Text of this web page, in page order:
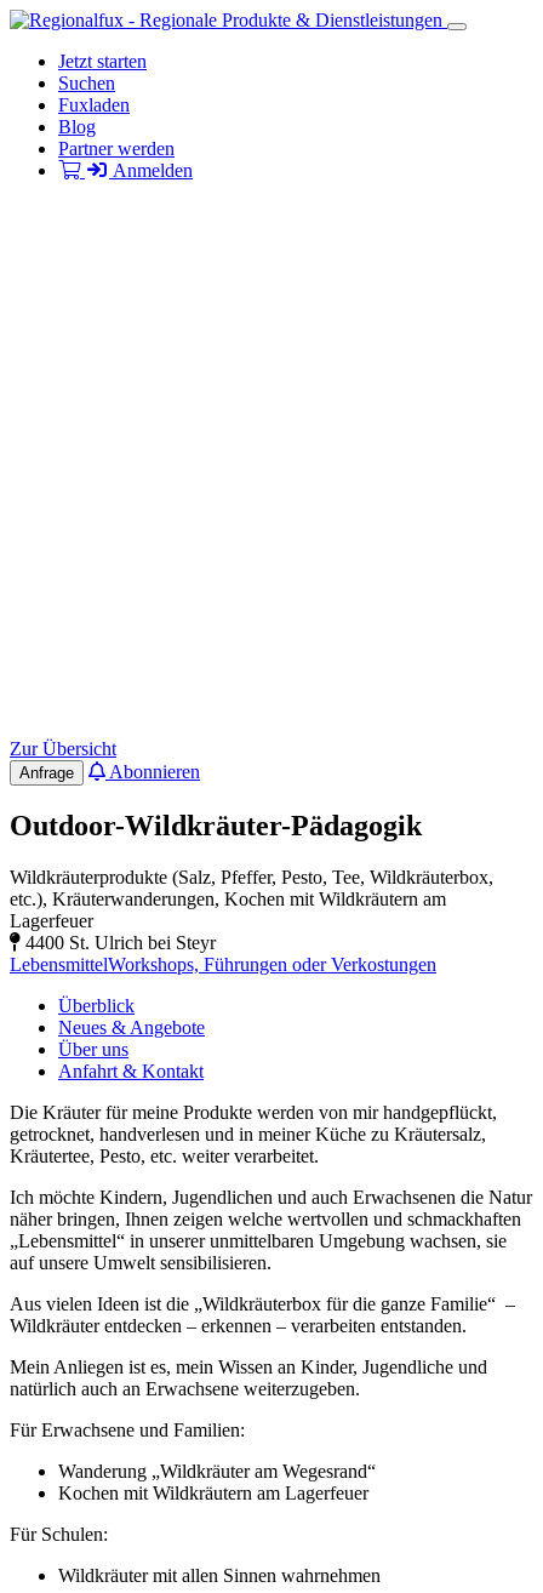
Jetzt starten
Suchen
Fuxladen
Blog
Partner werden
Anmelden
Zur Übersicht
Anfrage Abonnieren
Outdoor-Wildkräuter-Pädagogik
Wildkräuterprodukte (Salz, Pfeffer, Pesto, Tee, Wildkräuterbox,
etc.), Kräuterwanderungen, Kochen mit Wildkräutern am
Lagerfeuer
4400 St. Ulrich bei Steyr
LebensmittelWorkshops, Führungen oder Verkostungen
Überblick
Neues & Angebote
Über uns
Anfahrt & Kontakt
Die Kräuter für meine Produkte werden von mir handgepflückt,
getrocknet, handverlesen und in meiner Küche zu Kräutersalz,
Kräutertee, Pesto, etc. weiter verarbeitet.
Ich möchte Kindern, Jugendlichen und auch Erwachsenen die Natur
näher bringen, Ihnen zeigen welche wertvollen und schmackhaften
„Lebensmittel“ in unserer unmittelbaren Umgebung wachsen, sie
auf unsere Umwelt sensibilisieren.
Aus vielen Ideen ist die „Wildkräuterbox für die ganze Familie“ –
Wildkräuter entdecken – erkennen – verarbeiten entstanden.
Mein Anliegen ist es, mein Wissen an Kinder, Jugendliche und
natürlich auch an Erwachsene weiterzugeben.
Für Erwachsene und Familien:
Wanderung „Wildkräuter am Wegesrand“
Kochen mit Wildkräutern am Lagerfeuer
Für Schulen:
Wildkräuter mit allen Sinnen wahrnehmen